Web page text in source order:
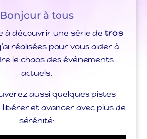
Bonjour à tous
à découvrir une série detrois
réalisées pour vous aider à
le chaos des événements
actuels.
aussi quelques pistes
et avancer avec plus de
sérénité: